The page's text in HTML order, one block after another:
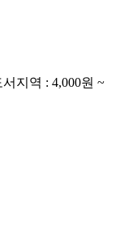
서지역 : 4,000원 ~